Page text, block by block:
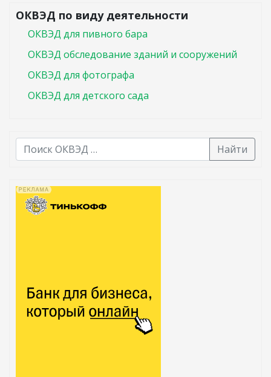
ОКВЭД по виду деятельности
ОКВЭД для пивного бара
ОКВЭД обследование зданий и сооружений
ОКВЭД для фотографа
ОКВЭД для детского сада
Найти
В списке найденных результатов используйте